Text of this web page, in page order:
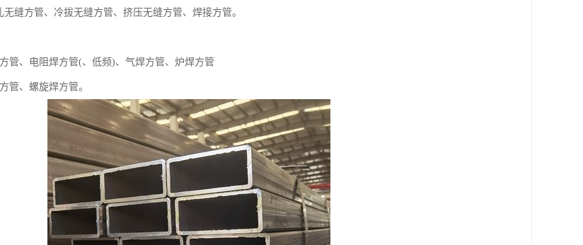
缝方管、冷拔无缝方管、挤压无缝方管、焊接方管。
管、电阻焊方管(、低频)、气焊方管、炉焊方管
、螺旋焊方管。